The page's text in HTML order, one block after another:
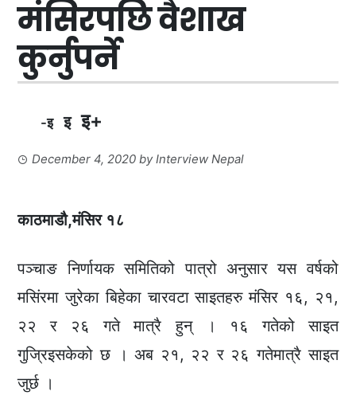
मंसिरपछि वैशाख
कुर्नुपर्ने
-इ इ इ+
December 4, 2020 byInterview Nepal
काठमाडौ,मंसिर १८
पञ्चाङ निर्णायक समितिको पात्रो अनुसार यस वर्षको
मसिंरमा जुरेका बिहेका चारवटा साइतहरु मंसिर १६, २१,
२२ र २६ गते मात्रै हुन् । १६ गतेको साइत
गुज्रिइसकेको छ । अब २१, २२ र २६ गतेमात्रै साइत
जुर्छ ।